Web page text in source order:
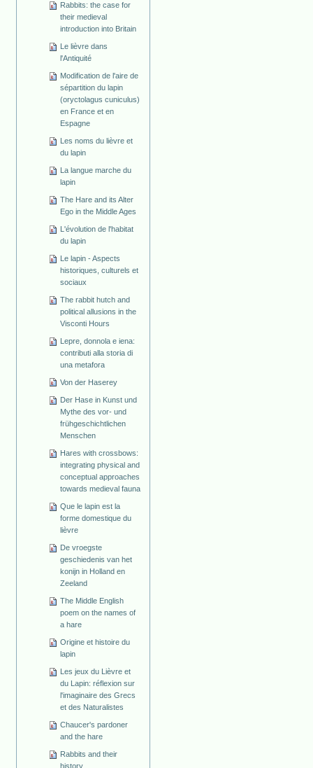
Rabbits: the case for
their medieval
introduction into Britain
Le lièvre dans
l'Antiquité
Modification de l'aire de
sépartition du lapin
(oryctolagus cuniculus)
en France et en
Espagne
Les noms du lièvre et
du lapin
La langue marche du
lapin
The Hare and its Alter
Ego in the Middle Ages
L'évolution de l'habitat
du lapin
Le lapin - Aspects
historiques, culturels et
sociaux
The rabbit hutch and
political allusions in the
Visconti Hours
Lepre, donnola e iena:
contributi alla storia di
una metafora
Von der Haserey
Der Hase in Kunst und
Mythe des vor- und
frühgeschichtlichen
Menschen
Hares with crossbows:
integrating physical and
conceptual approaches
towards medieval fauna
Que le lapin est la
forme domestique du
lièvre
De vroegste
geschiedenis van het
konijn in Holland en
Zeeland
The Middle English
poem on the names of
a hare
Origine et histoire du
lapin
Les jeux du Lièvre et
du Lapin: réflexion sur
l'imaginaire des Grecs
et des Naturalistes
Chaucer's pardoner
and the hare
Rabbits and their
history